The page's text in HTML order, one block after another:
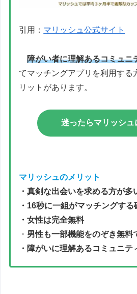
引用： マリッシュ公式サイト
障がい者に理解あるコミュニ
てマッチングアプリを利用する
リットがあります。
迷ったらマリッシュ
マリッシュのメリット
・真剣な出会いを求める方が多
・16秒に一組がマッチングする
・女性は完全無料
・ 男性も一部機能をのぞき無料
・障がいに理解あるコミュニテ